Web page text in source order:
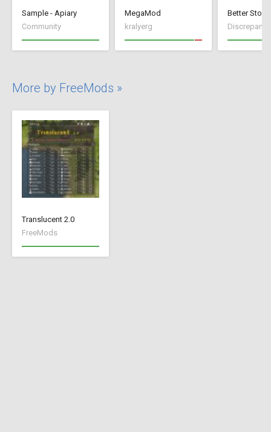
Sample - Apiary
Community
MegaMod
kralyerg
Better
Discrepancy
More by FreeMods »
Translucent 2.0
FreeMods